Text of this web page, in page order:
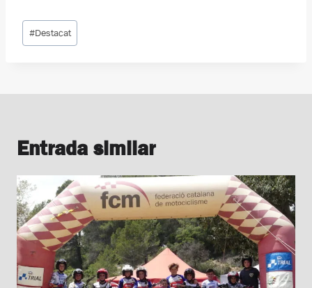
Etiquetes
d'entrada
#Destacat
Entrada similar